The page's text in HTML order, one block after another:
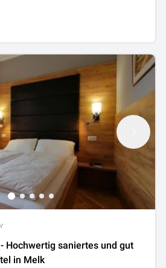
Hochwertig saniertes und gut
in Melk